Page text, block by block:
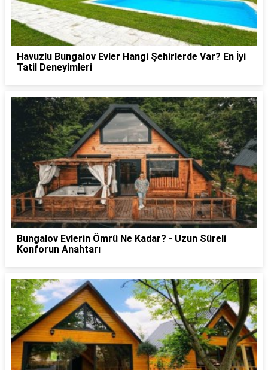
Havuzlu Bungalov Evler Hangi Şehirlerde Var? En İyi
Tatil Deneyimleri
Bungalov Evlerin Ömrü Ne Kadar? - Uzun Süreli
Konforun Anahtarı